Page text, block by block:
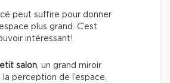
peut suffire pour donner
plus grand. C’est
intéressant!
salon, un grand miroir
perception de l’espace.